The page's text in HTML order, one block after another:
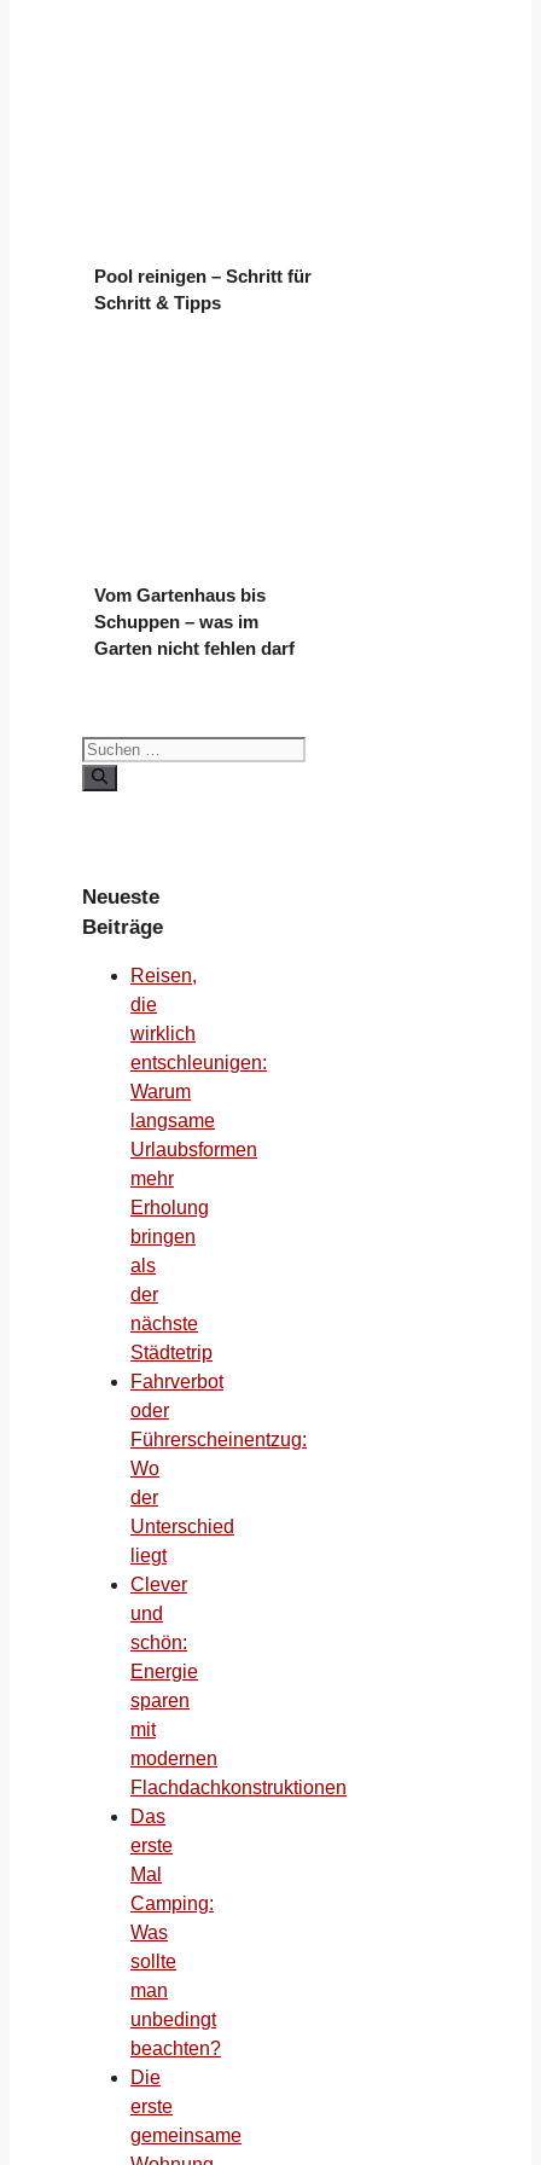
Pool reinigen – Schritt für
Schritt & Tipps
Vom Gartenhaus bis
Schuppen – was im
Garten nicht fehlen darf
Suchen
nach:
Neueste
Beiträge
Reisen,
die
wirklich
entschleunigen:
Warum
langsame
Urlaubsformen
mehr
Erholung
bringen
als
der
nächste
Städtetrip
Fahrverbot
oder
Führerscheinentzug:
Wo
der
Unterschied
liegt
Clever
und
schön:
Energie
sparen
mit
modernen
Flachdachkonstruktionen
Das
erste
Mal
Camping:
Was
sollte
man
unbedingt
beachten?
Die
erste
gemeinsame